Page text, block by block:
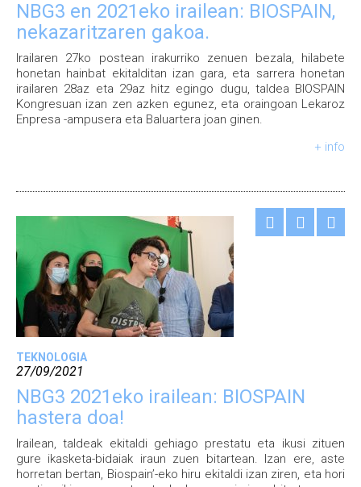
NBG3 en 2021eko irailean: BIOSPAIN,
nekazaritzaren gakoa.
Irailaren 27ko postean irakurriko zenuen bezala, hilabete
honetan hainbat ekitalditan izan gara, eta sarrera honetan
irailaren 28az eta 29az hitz egingo dugu, taldea BIOSPAIN
Kongresuan izan zen azken egunez, eta oraingoan Lekaroz
Enpresa -ampusera eta Baluartera joan ginen.
+ info
TEKNOLOGIA
27/09/2021
NBG3 2021eko irailean: BIOSPAIN
hastera doa!
Irailean, taldeak ekitaldi gehiago prestatu eta ikusi zituen
gure ikasketa-bidaiak iraun zuen bitartean. Izan ere, aste
horretan bertan, Biospain’-eko hiru ekitaldi izan ziren, eta hori